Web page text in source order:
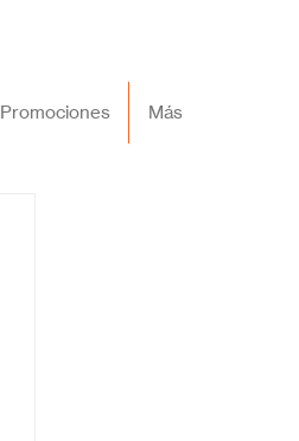
Promociones Más